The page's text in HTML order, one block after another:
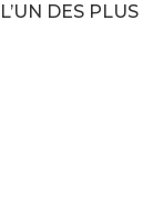
DES PLUS